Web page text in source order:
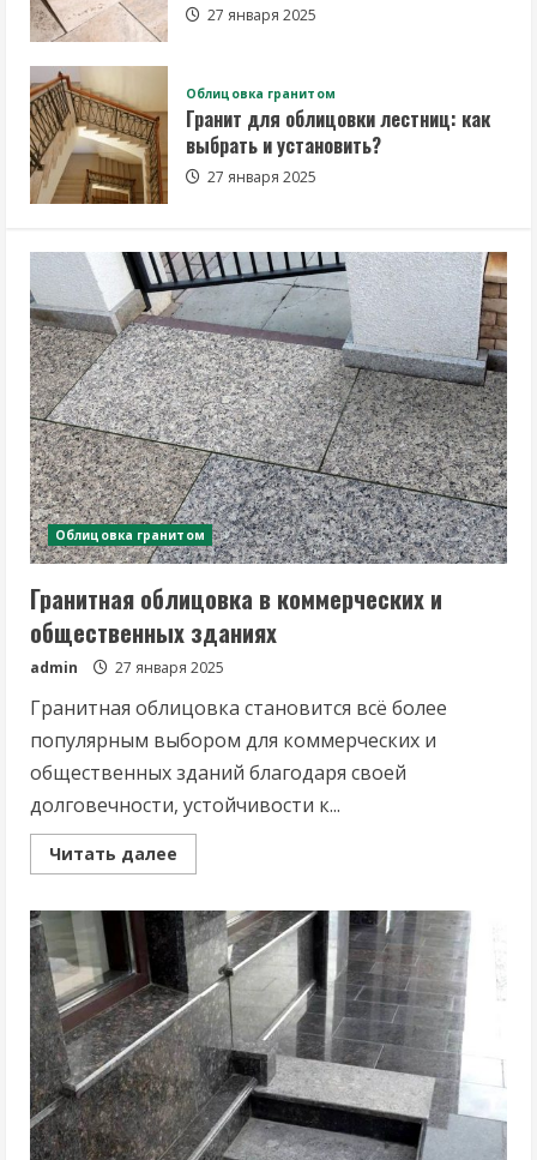
27 января 2025
Облицовка гранитом
Гранит для облицовки лестниц: как
выбрать и установить?
27 января 2025
Облицовка гранитом
Гранитная облицовка в коммерческих и
общественных зданиях
admin 27 января 2025
Гранитная облицовка становится всё более
популярным выбором для коммерческих и
общественных зданий благодаря своей
долговечности, устойчивости к...
Читать далее
more
облицовка
в
коммерческих
и
общественных
зданиях